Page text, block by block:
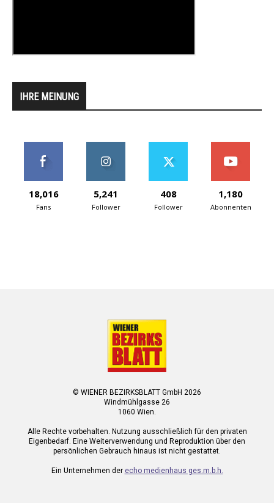
IHRE MEINUNG
18,016
Fans
5,241
Follower
408
Follower
1,180
Abonnenten
© WIENER BEZIRKSBLATT GmbH 2026
Windmühlgasse 26
1060 Wien.
Alle Rechte vorbehalten. Nutzung ausschließlich für den privaten
Eigenbedarf. Eine Weiterverwendung und Reproduktion über den
persönlichen Gebrauch hinaus ist nicht gestattet.
Ein Unternehmen der echo medienhaus ges.m.b.h.